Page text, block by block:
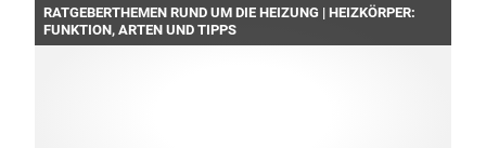
RATGEBERTHEMEN RUND UM DIE HEIZUNG | HEIZKÖRPER:
FUNKTION, ARTEN UND TIPPS